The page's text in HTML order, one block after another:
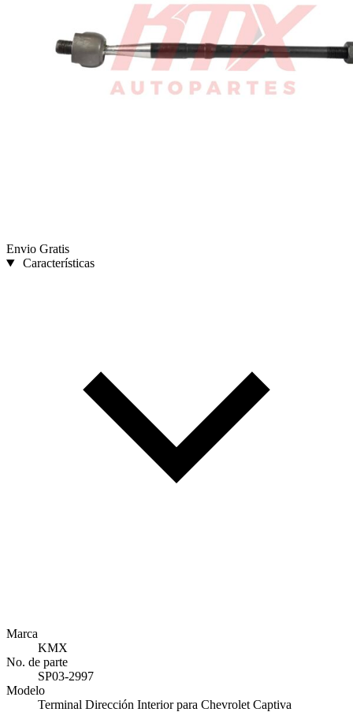
Envio Gratis
Características
Marca
KMX
No. de parte
SP03-2997
Modelo
Terminal Dirección Interior para Chevrolet Captiva